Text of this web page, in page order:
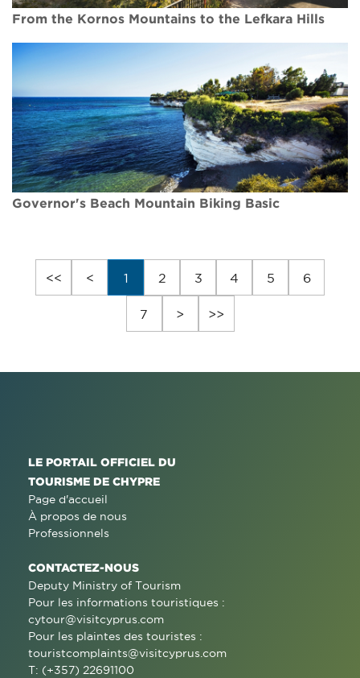
From the Kornos Mountains to the Lefkara Hills
Governor's Beach Mountain Biking Basic
<< < 1 2 3 4 5 6
7 > >>
LE PORTAIL OFFICIEL DU
TOURISME DE CHYPRE
Page d'accueil
À propos de nous
Professionnels
CONTACTEZ-NOUS
Deputy Ministry of Tourism
Pour les informations touristiques :
cytour@visitcyprus.com
Pour les plaintes des touristes :
touristcomplaints@visitcyprus.com
T: (+357) 22691100